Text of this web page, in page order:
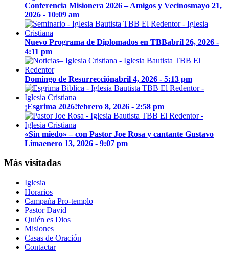
Conferencia Misionera 2026 – Amigos y Vecinosmayo 21,
2026 - 10:09 am
Nuevo Programa de Diplomados en TBBabril 26, 2026 -
4:11 pm
Domingo de Resurrecciónabril 4, 2026 - 5:13 pm
¡Esgrima 2026!febrero 8, 2026 - 2:58 pm
«Sin miedo» – con Pastor Joe Rosa y cantante Gustavo
Limaenero 13, 2026 - 9:07 pm
Más visitadas
Iglesia
Horarios
Campaña Pro-templo
Pastor David
Quién es Dios
Misiones
Casas de Oración
Contactar